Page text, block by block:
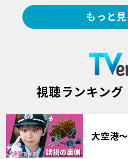
もっと見
視聴ランキング
大空港